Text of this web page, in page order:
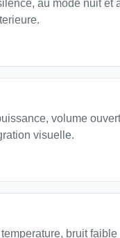
au mode nuit et
volume
visuelle.
bruit faible